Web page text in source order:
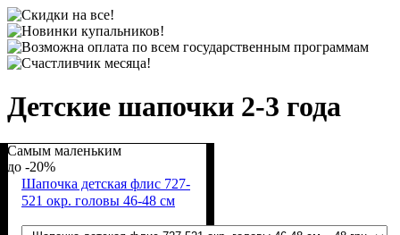
Детские шапочки 2-3 года
Самым маленьким
-20%
Шапочка детская флис 727-
521 окр. головы 46-48 см